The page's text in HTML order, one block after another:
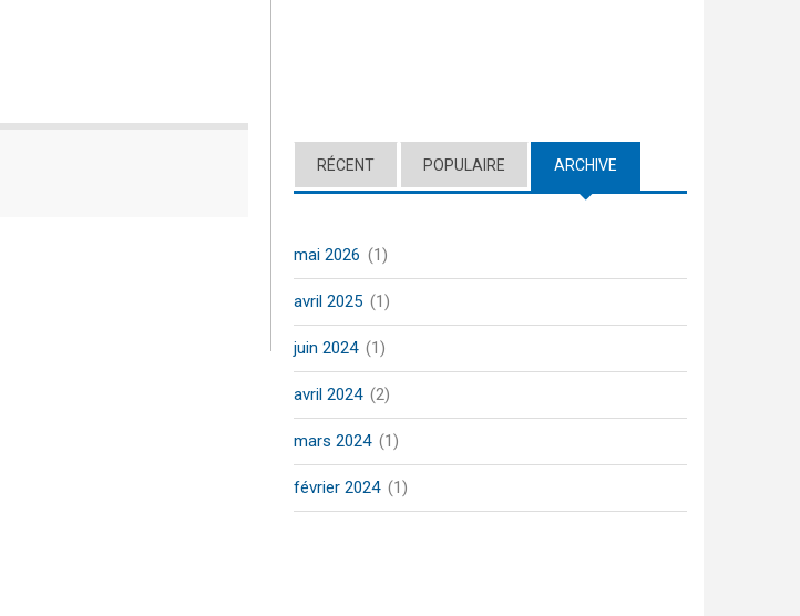
RÉCENT POPULAIRE ARCHIVE
mai 2026 (1)
avril 2025 (1)
juin 2024 (1)
avril 2024 (2)
mars 2024 (1)
février 2024 (1)